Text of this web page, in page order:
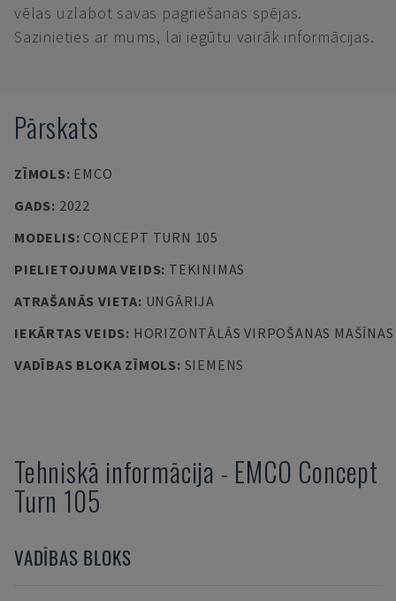
vēlas uzlabot savas pagriešanas spējas.
Sazinieties ar mums, lai iegūtu vairāk informācijas.
Pārskats
ZĪMOLS: EMCO
GADS: 2022
MODELIS: CONCEPT TURN 105
PIELIETOJUMA VEIDS: TEKINIMAS
ATRAŠANĀS VIETA: UNGĀRIJA
IEKĀRTAS VEIDS: HORIZONTĀLĀS VIRPOŠANAS MAŠĪNAS
VADĪBAS BLOKA ZĪMOLS: SIEMENS
Tehniskā informācija - EMCO Concept
Turn 105
VADĪBAS BLOKS